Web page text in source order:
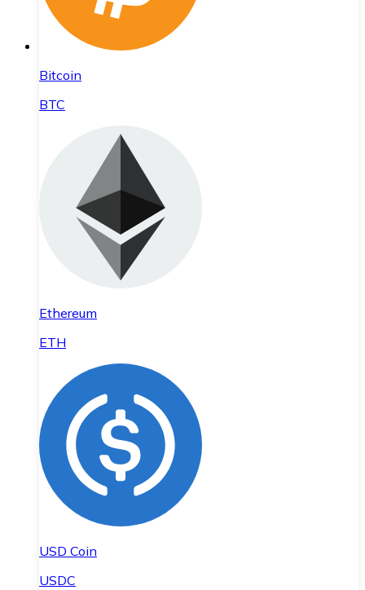
Bitcoin
BTC
Ethereum
ETH
USD Coin
USDC